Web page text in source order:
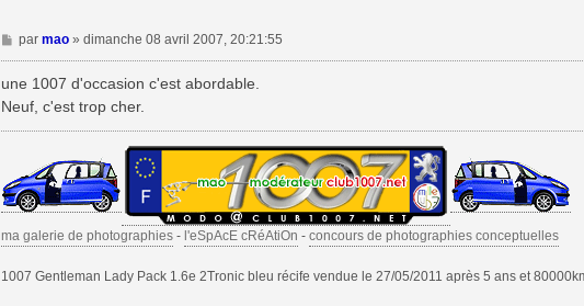
M
e
s
par mao» dimanche 08 avril 2007, 20:21:55
une 1007 d'occasion c'est abordable.
Neuf, c'est trop cher.
ma galerie de photographies - l'eSpAcE cRéAtiOn - concours de photographies conceptuelles
1007 Gentleman Lady Pack 1.6e 2Tronic bleu récife vendue le 27/05/2011 après 5 ans et